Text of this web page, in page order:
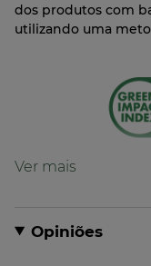
dos produtos com
utilizando uma
natural
Opiniões